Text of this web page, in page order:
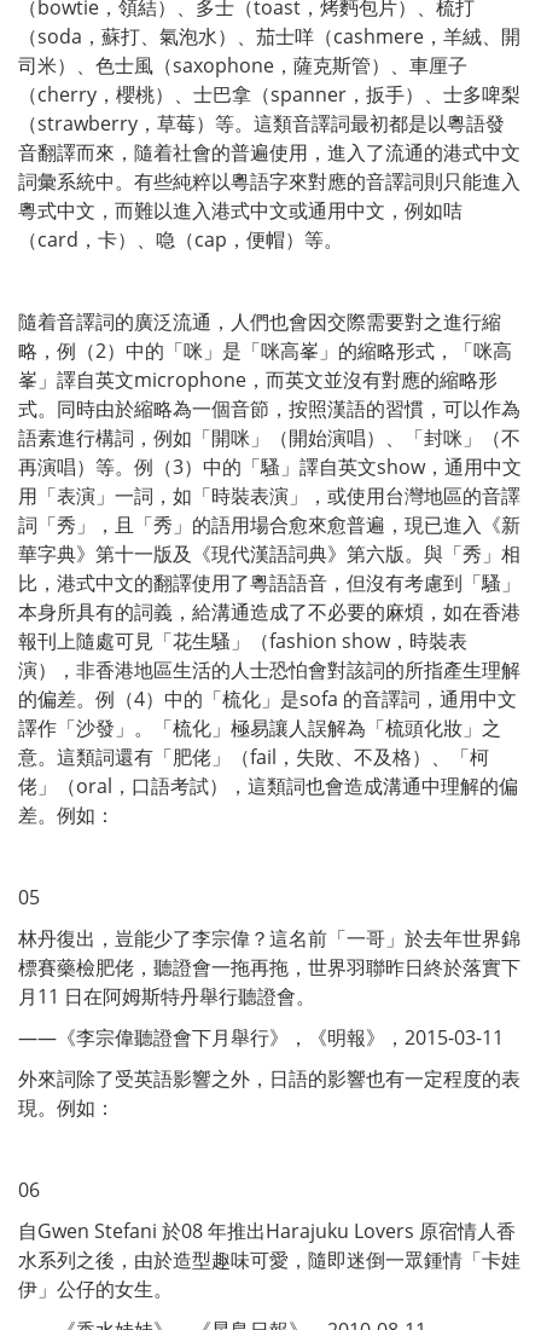
（bowtie，領結）、多士（toast，烤麪包片）、梳打
（soda，蘇打、氣泡水）、茄士咩（cashmere，羊絨、開
司米）、色士風（saxophone，薩克斯管）、車厘子
（cherry，櫻桃）、士巴拿（spanner，扳手）、士多啤梨
（strawberry，草莓）等。這類音譯詞最初都是以粵語發
音翻譯而來，隨着社會的普遍使用，進入了流通的港式中文
詞彙系統中。有些純粹以粵語字來對應的音譯詞則只能進入
粵式中文，而難以進入港式中文或通用中文，例如咭
（card，卡）、喼（cap，便帽）等。
隨着音譯詞的廣泛流通，人們也會因交際需要對之進行縮
略，例（2）中的「咪」是「咪高峯」的縮略形式，「咪高
峯」譯自英文microphone，而英文並沒有對應的縮略形
式。同時由於縮略為一個音節，按照漢語的習慣，可以作為
語素進行構詞，例如「開咪」（開始演唱）、「封咪」（不
再演唱）等。例（3）中的「騷」譯自英文show，通用中文
用「表演」一詞，如「時裝表演」，或使用台灣地區的音譯
詞「秀」，且「秀」的語用場合愈來愈普遍，現已進入《新
華字典》第十一版及《現代漢語詞典》第六版。與「秀」相
比，港式中文的翻譯使用了粵語語音，但沒有考慮到「騷」
本身所具有的詞義，給溝通造成了不必要的麻煩，如在香港
報刊上隨處可見「花生騷」（fashion show，時裝表
演），非香港地區生活的人士恐怕會對該詞的所指產生理解
的偏差。例（4）中的「梳化」是sofa 的音譯詞，通用中文
譯作「沙發」。「梳化」極易讓人誤解為「梳頭化妝」之
意。這類詞還有「肥佬」（fail，失敗、不及格）、「柯
佬」（oral，口語考試），這類詞也會造成溝通中理解的偏
差。例如：
05
林丹復出，豈能少了李宗偉？這名前「一哥」於去年世界錦
標賽藥檢肥佬，聽證會一拖再拖，世界羽聯昨日終於落實下
月11 日在阿姆斯特丹舉行聽證會。
——《李宗偉聽證會下月舉行》，《明報》，2015-03-11
外來詞除了受英語影響之外，日語的影響也有一定程度的表
現。例如：
06
自Gwen Stefani 於08 年推出Harajuku Lovers 原宿情人香
水系列之後，由於造型趣味可愛，隨即迷倒一眾鍾情「卡娃
伊」公仔的女生。